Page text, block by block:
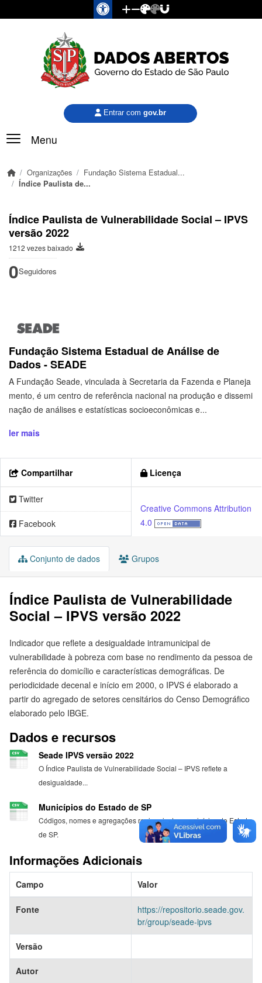
Pular para o conteúdo principal
Menu
Entrar com gov.br
Organizações Fundação Sistema Estadual...
Índice Paulista de...
Índice Paulista de Vulnerabilidade Social – IPVS
versão 2022
1212 vezes baixado
0Seguidores
Fundação Sistema Estadual de Análise de
Dados - SEADE
A Fundação Seade, vinculada à Secretaria da Fazenda e Planeja
mento, é um centro de referência nacional na produção e dissemi
nação de análises e estatísticas socioeconômicas e...
ler mais
Compartilhar
Twitter
Facebook
Licença
Creative Commons Attribution
4.0
Conjunto de dados Grupos
Índice Paulista de Vulnerabilidade
Social – IPVS versão 2022
Indicador que reflete a desigualdade intramunicipal de
vulnerabilidade à pobreza com base no rendimento da pessoa de
referência do domicílio e características demográficas. De
periodicidade decenal e início em 2000, o IPVS é elaborado a
partir do agregado de setores censitários do Censo Demográfico
elaborado pelo IBGE.
Dados e recursos
Seade IPVS versão 2022
O Índice Paulista de Vulnerabilidade Social – IPVS reflete a
desigualdade...
Municípios do Estado de SP
Códigos, nomes e agregações regionais dos municípios do Estado
de SP.
Informações Adicionais
Campo Valor
Fonte
https://repositorio.seade.gov.
br/group/seade-ipvs
Versão
Autor